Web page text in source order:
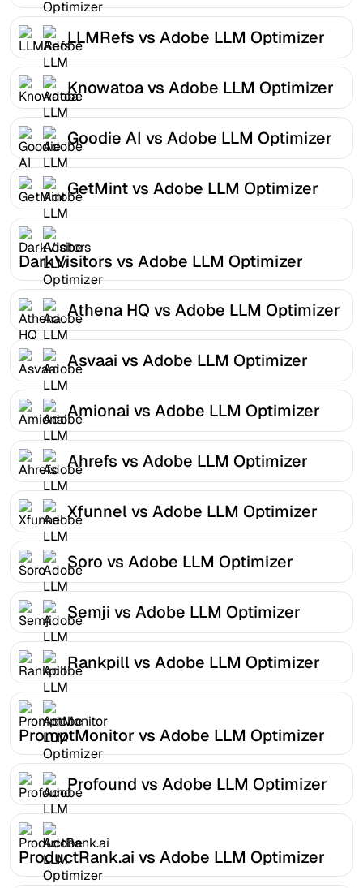
LLMRefs vs Adobe LLM Optimizer
Knowatoa vs Adobe LLM Optimizer
Goodie AI vs Adobe LLM Optimizer
GetMint vs Adobe LLM Optimizer
DarkVisitors vs Adobe LLM Optimizer
Athena HQ vs Adobe LLM Optimizer
Asvaai vs Adobe LLM Optimizer
Amionai vs Adobe LLM Optimizer
Ahrefs vs Adobe LLM Optimizer
Xfunnel vs Adobe LLM Optimizer
Soro vs Adobe LLM Optimizer
Semji vs Adobe LLM Optimizer
Rankpill vs Adobe LLM Optimizer
PromptMonitor vs Adobe LLM Optimizer
Profound vs Adobe LLM Optimizer
ProductRank.ai vs Adobe LLM Optimizer